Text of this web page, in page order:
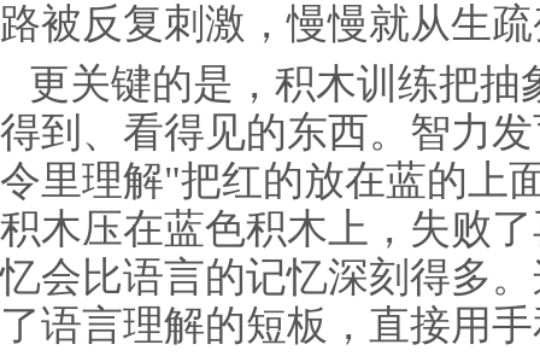
路被反复刺激，慢慢就从生
更关键的是，积木训练把
得到、看得见的东西。智力
令里理解"把红的放在蓝的上
积木压在蓝色积木上，失败
忆会比语言的记忆深刻得多
了语言理解的短板，直接用